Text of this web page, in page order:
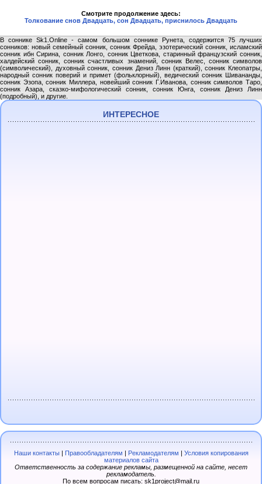
Смотрите продолжение здесь:
Толкование снов Двадцать, сон Двадцать, приснилось Двадцать
В соннике Sk1.Online - самом большом соннике Рунета, содержится 75 лучших
сонников: новый семейный сонник, сонник Фрейда, эзотерический сонник, исламский
сонник ибн Сирина, сонник Лонго, сонник Цветкова, старинный французский сонник,
халдейский сонник, сонник счастливых знамений, сонник Велес, сонник символов
(символический), духовный сонник, сонник Дениз Линн (краткий), сонник Клеопатры,
народный сонник поверий и примет (фольклорный), ведический сонник Шивананды,
сонник Эзопа, сонник Миллера, новейший сонник Г.Иванова, сонник символов Таро,
сонник Азара, сказко-мифологический сонник, сонник Юнга, сонник Дениз Линн
(подробный), и другие.
ИНТЕРЕСНОЕ
Наши контакты| Правообладателям Рекламодателям
Условия копирования
материалов сайта
Ответственность за содержание рекламы, размещенной на сайте, несет
рекламодатель.
По всем вопросам писать: sk1project@mail.ru